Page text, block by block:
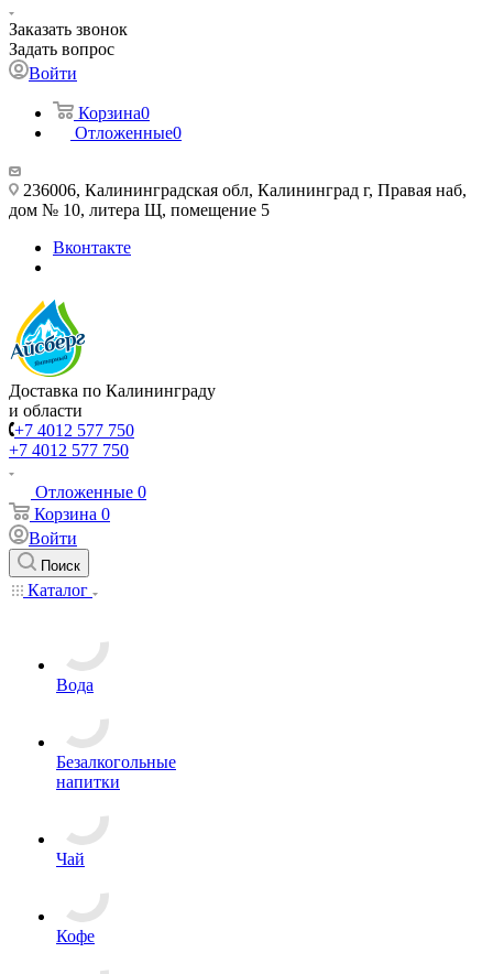
Заказать звонок
Задать вопрос
Войти
Корзина0
Отложенные0
236006, Калининградская обл, Калининград г, Правая наб,
дом № 10, литера Щ, помещение 5
Вконтакте
Доставка по Калининграду
и области
+7 4012 577 750
+7 4012 577 750
Отложенные 0
Корзина 0
Войти
Поиск
Каталог
Вода
Безалкогольные
напитки
Чай
Кофе